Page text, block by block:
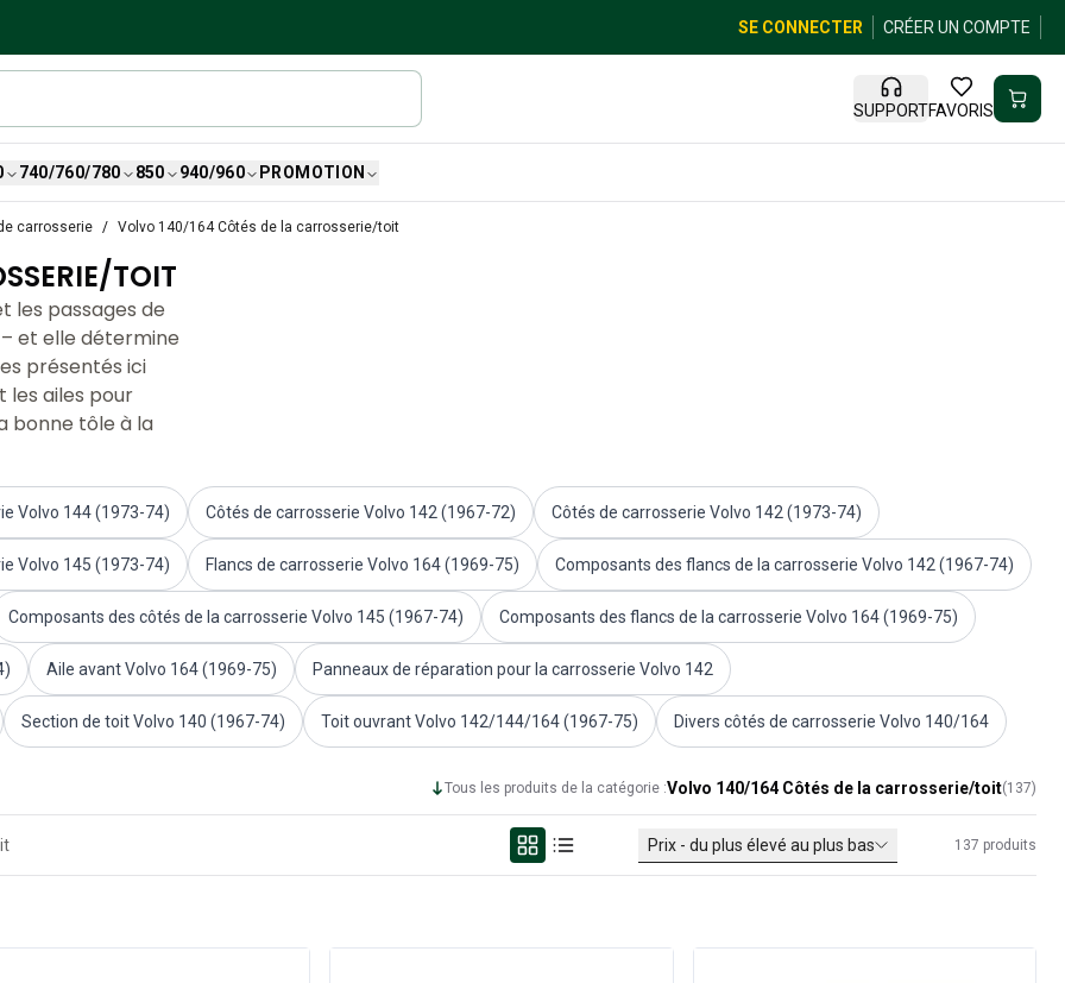
SE CONNECTER CRÉER UN COMPTE
SUPPORTFAVORIS
740/760/780 850 940/960 PROMOTION
carrosserie Volvo 140/164 Côtés de la carrosserie/toit
TOIT
les passages de
– et elle détermine
présentés ici
les ailes pour
bonne tôle à la
Volvo 144 (1973-74) Côtés de carrosserie Volvo 142 (1967-72) Côtés de carrosserie Volvo 142 (1973-74)
Volvo 145 (1973-74) Flancs de carrosserie Volvo 164 (1969-75) Composants des flancs de la carrosserie Volvo 142 (1967-74)
Composants des côtés de la carrosserie Volvo 145 (1967-74) Composants des flancs de la carrosserie Volvo 164 (1969-75)
Aile avant Volvo 164 (1969-75) Panneaux de réparation pour la carrosserie Volvo 142
Section de toit Volvo 140 (1967-74) Toit ouvrant Volvo 142/144/164 (1967-75) Divers côtés de carrosserie Volvo 140/164
Tous les produits de la catégorie :Volvo 140/164 Côtés de la carrosserie/toit(137)
Prix - du plus élevé au plus bas 137 produits